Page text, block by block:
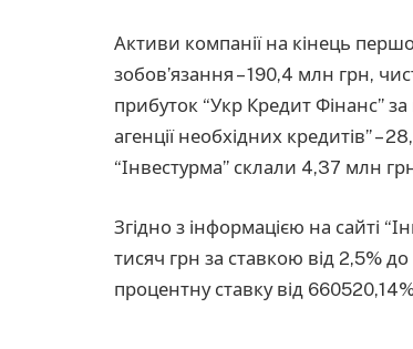
Активи компанії на кінець
зобов’язання – 190,4 млн грн,
прибуток “Укр Кредит Фінанс”
агенції необхідних кредитів” –
“Інвестурма” склали 4,37 млн
Згідно з інформацією на сайті
тисяч грн за ставкою від 2,5%
процентну ставку від